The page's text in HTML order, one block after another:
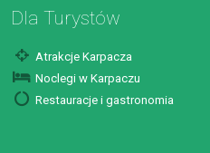
Dla Turystów
Atrakcje Karpacza
Noclegi w Karpaczu
Restauracje i gastronomia